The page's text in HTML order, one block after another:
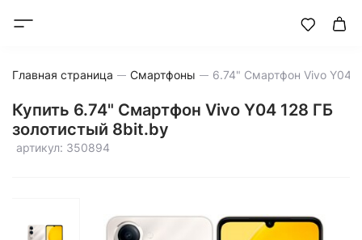
Главная страница Смартфоны
Купить 6.74" Смартфон Vivo Y04 128 ГБ
золотистый 8bit.by
артикул: 350894